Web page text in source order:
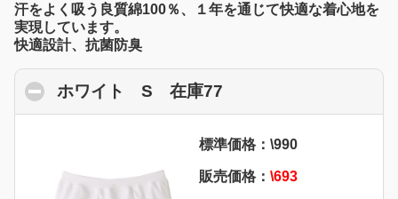
汗をよく吸う良質綿100％、１年を通じて快適な着心地を
実現しています。
快適設計、抗菌防臭
ホワイト S 在庫77
標準価格：\990
販売価格： \693